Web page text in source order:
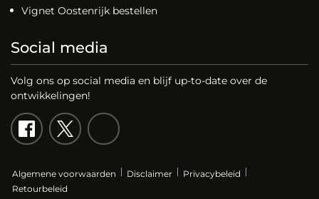
Vignet Oostenrijk bestellen
Social media
Volg ons op social media en blijf up-to-date over de
ontwikkelingen!
Algemene voorwaarden Disclaimer
Privacybeleid
Retourbeleid